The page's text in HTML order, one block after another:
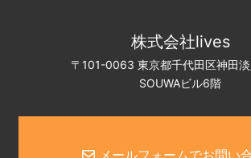
株式会社lives
〒101-0063 東京都千代田区神田
SOUWAビル6階